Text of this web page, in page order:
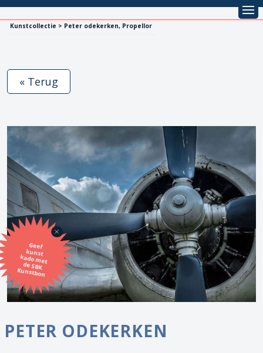
Kunstcollectie > Peter odekerken, Propellor
Geef
kunst
kado met
de SBK
Kunstbon
« Terug
PETER ODEKERKEN